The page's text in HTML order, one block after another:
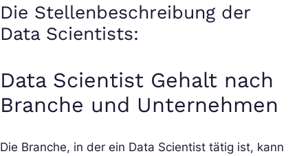
Die Stellenbeschreibung der
Data Scientists:
Data Scientist Gehalt nach
Branche und Unternehmen
Die Branche, in der ein Data Scientist tätig ist, kann